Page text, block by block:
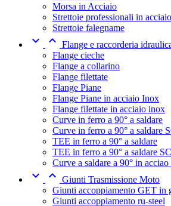
Morsa in Acciaio
Strettoie professionali in acciaio
Strettoie falegname
  Flange e raccorderia
Flange cieche
Flange a collarino
Flange filettate
Flange Piane
Flange Piane in acciaio Inox
Flange filettate in acciaio inox
Curve in ferro a 90° a saldare
Curve in ferro a 90° a saldare
TEE in ferro a 90° a saldare
TEE in ferro a 90° a saldare
Curve a saldare a 90° in
  Giunti Trasmissione Moto
Giunti accoppiamento GET in
Giunti accoppiamento ru-steel